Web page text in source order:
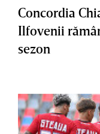
Concordia
Ilfovenii
sezon